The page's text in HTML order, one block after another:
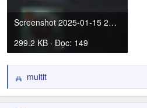
Screenshot 2025-01-15 220448.png
299.2 KB · Đọc: 149
R
e
muitit